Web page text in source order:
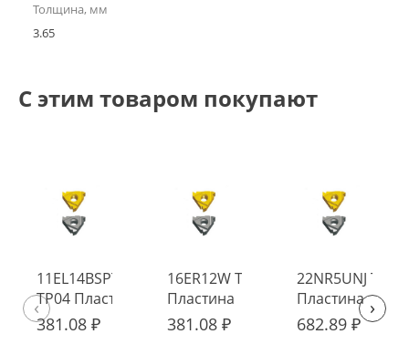
Толщина, мм
3.65
С этим товаром покупают
11EL14BSPT
TP04 Пластина
твердосплавная
381.08 ₽
16ER12W TP04
Пластина
твердосплавная
381.08 ₽
22NR5UNJ TP04
Пластина
682.89 ₽
‹ ›